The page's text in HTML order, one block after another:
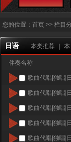
您的位置： 首页 >> 栏目
日语 本类推荐 本
伴奏名称
歌曲代唱|独唱|
歌曲代唱|独唱|
歌曲代唱|独唱|
歌曲代唱|独唱|
歌曲代唱|独唱|